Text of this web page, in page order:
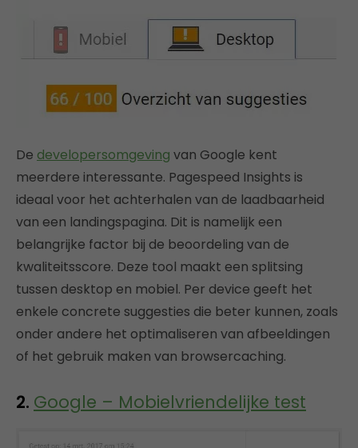
De developersomgeving van Google kent
meerdere interessante. Pagespeed Insights is
ideaal voor het achterhalen van de laadbaarheid
van een landingspagina. Dit is namelijk een
belangrijke factor bij de beoordeling van de
kwaliteitsscore. Deze tool maakt een splitsing
tussen desktop en mobiel. Per device geeft het
enkele concrete suggesties die beter kunnen, zoals
onder andere het optimaliseren van afbeeldingen
of het gebruik maken van browsercaching.
2. Google – Mobielvriendelijke test